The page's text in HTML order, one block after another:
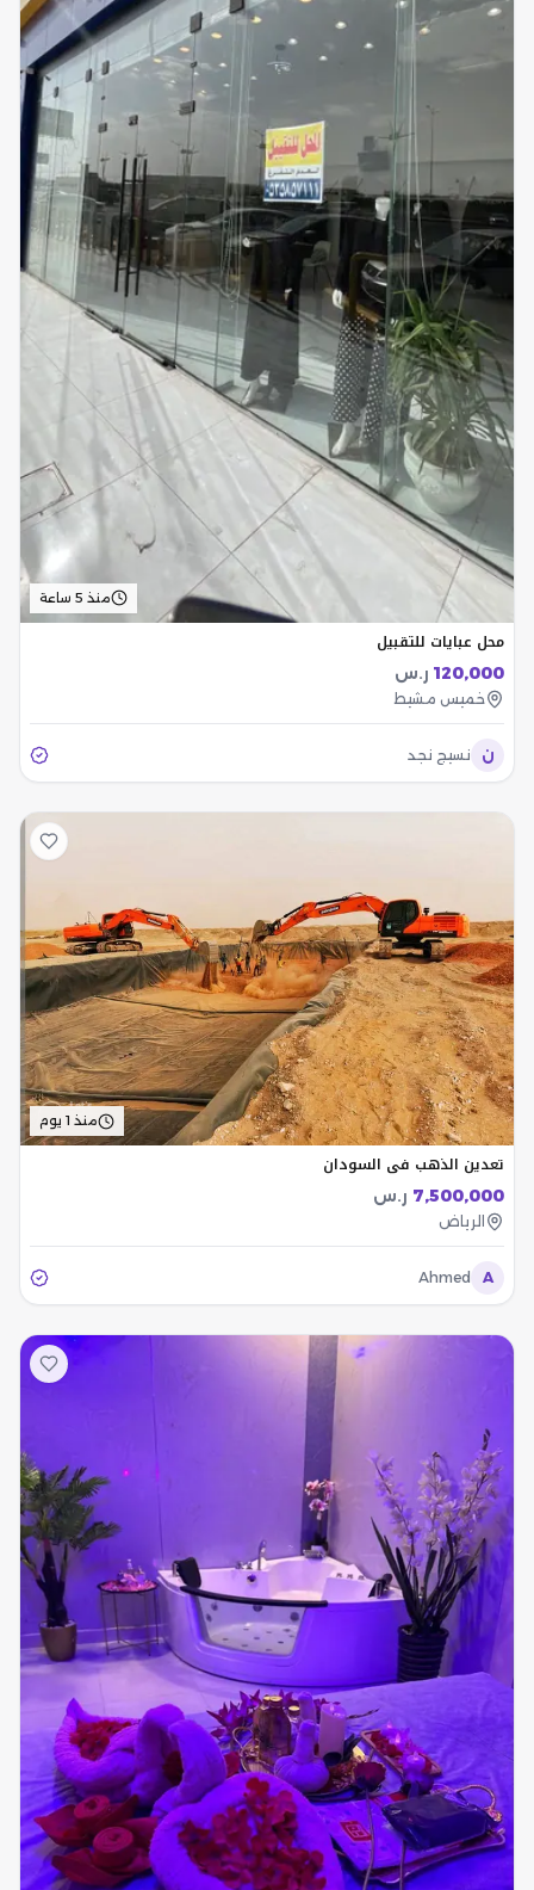
منذ 5 ساعة
محل عبايات للتقبيل
120,000 ر.س
خميس مشيط
ن نسيج نجد
منذ 1 يوم
تعدين الذهب في السودان
7,500,000 ر.س
الرياض
A
Ahmed